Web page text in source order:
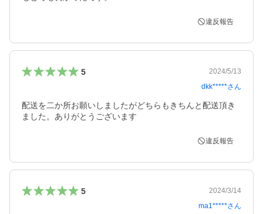
違反報告
5
2024/5/13
dkk*****さん
配送を二か所お願いしましたがどちらもきちんと配送頂き
ました。ありがとうございます
違反報告
5
2024/3/14
ma1*****さん